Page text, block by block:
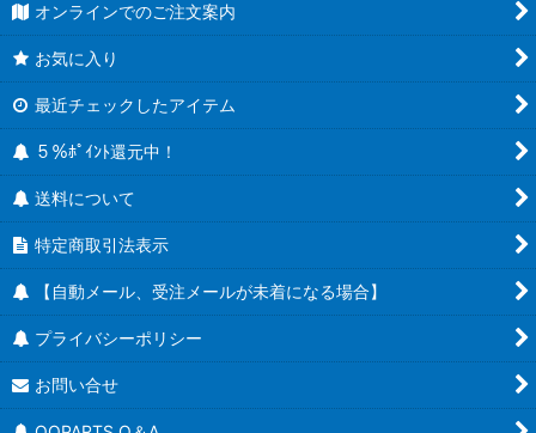
オンラインでのご注文案内
お気に入り
最近チェックしたアイテム
５％ﾎﾟｲﾝﾄ還元中！
送料について
特定商取引法表示
【自動メール、受注メールが未着になる場合】
プライバシーポリシー
お問い合せ